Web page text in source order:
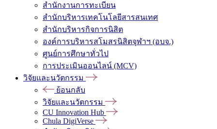
สำนักงานการทะเบียน
สำนักบริหารเทคโนโลยีสารสนเทศ
สำนักบริหารกิจการนิสิต
องค์การบริหารสโมสรนิสิตจุฬาฯ (อบจ.)
ศูนย์การศึกษาทั่วไป
การประเมินออนไลน์ (MCV)
วิจัยและนวัตกรรม
ย้อนกลับ
วิจัยและนวัตกรรม
CU Innovation Hub
Chula DigiVerse